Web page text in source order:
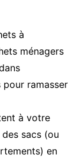
à
ménagers
pour ramasser
à votre
sacs (ou
en